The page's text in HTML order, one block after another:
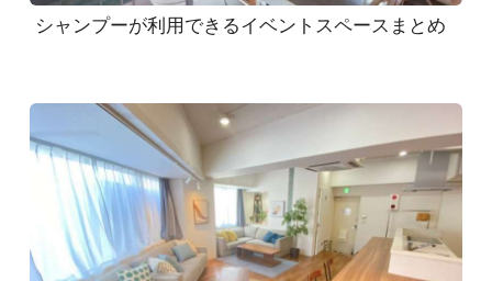
シャンプーが利用できるイベントスペースまとめ